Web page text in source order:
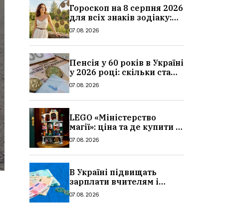
Гороскоп на 8 серпня 2026
для всіх знаків зодіаку:
кохання, гроші та справи
07.08.2026
Пенсія у 60 років в Україні
у 2026 році: скільки стажу
потрібно, умови, кому
07.08.2026
LEGO «Міністерство
магії»: ціна та де купити в
Україні
07.08.2026
В Україні підвищать
зарплати вчителям і
стипендії студентам з 1
07.08.2026